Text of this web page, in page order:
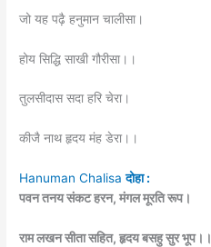
जो यह पढ़ै हनुमान चालीसा।
होय सिद्धि साखी गौरीसा।।
तुलसीदास सदा हरि चेरा।
कीजै नाथ हृदय मंह डेरा।।
Hanuman Chalisaदोहा :
पवन तनय संकट हरन, मंगल मूरति रूप।
राम लखन सीता सहित, हृदय बसहु सुर भूप।।